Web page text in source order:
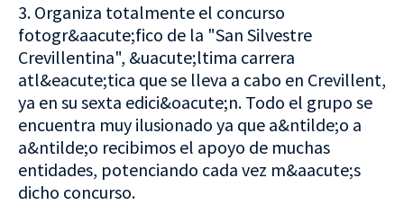
3. Organiza totalmente el concurso
fotogr&aacute;fico de la "San Silvestre
Crevillentina", &uacute;ltima carrera
atl&eacute;tica que se lleva a cabo en Crevillent,
ya en su sexta edici&oacute;n. Todo el grupo se
encuentra muy ilusionado ya que a&ntilde;o a
a&ntilde;o recibimos el apoyo de muchas
entidades, potenciando cada vez m&aacute;s
dicho concurso.